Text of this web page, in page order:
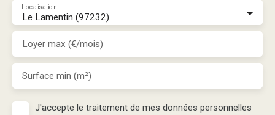
Le Lamentin (97232)
Localisation
Loyer max (€/mois)
Surface min (m²)
J'accepte le traitement de mes données personnelles